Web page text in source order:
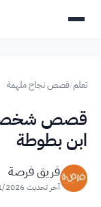
تعلم/قصص نجاح ملهمة
قصص
ابن بطوطة
فريق فرصة
آخر تحديث2026